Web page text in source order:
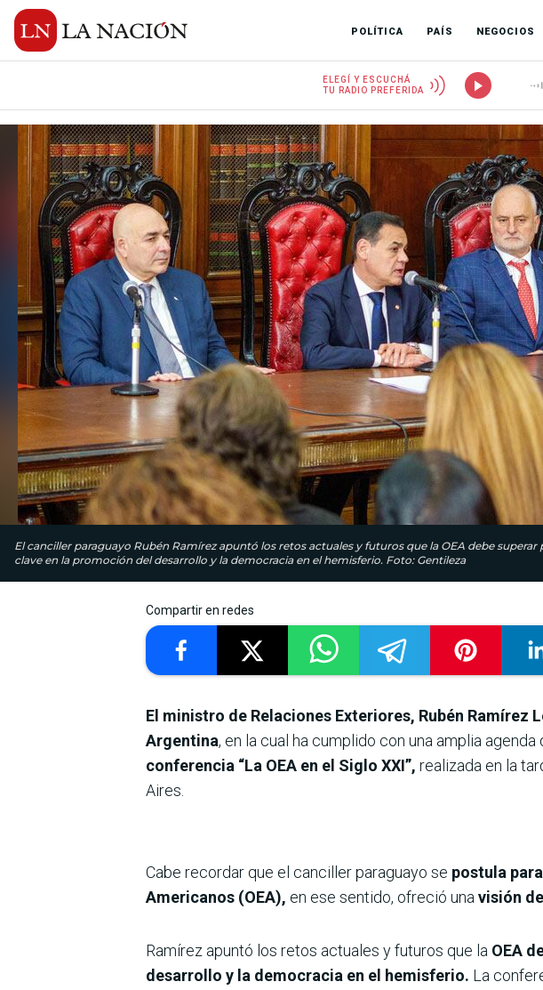
POLÍTICA PAÍS NEGOCIOS
ELEGÍ Y ESCUCHÁ
TU RADIO PREFERIDA
El canciller paraguayo Rubén Ramírez apuntó los retos actuales y futuros que la OEA debe
clave en la promoción del desarrollo y la democracia en el hemisferio. Foto: Gentileza
Compartir en redes
El ministro de Relaciones Exteriores, Rubén Ramírez
Argentina, en la cual ha cumplido con una amplia
conferencia “La OEA en el Siglo XXI”, realizada en la
Aires.
Cabe recordar que el canciller paraguayo se postula
Americanos (OEA), en ese sentido, ofreció una visión
Ramírez apuntó los retos actuales y futuros que la OEA
desarrollo y la democracia en el hemisferio. La